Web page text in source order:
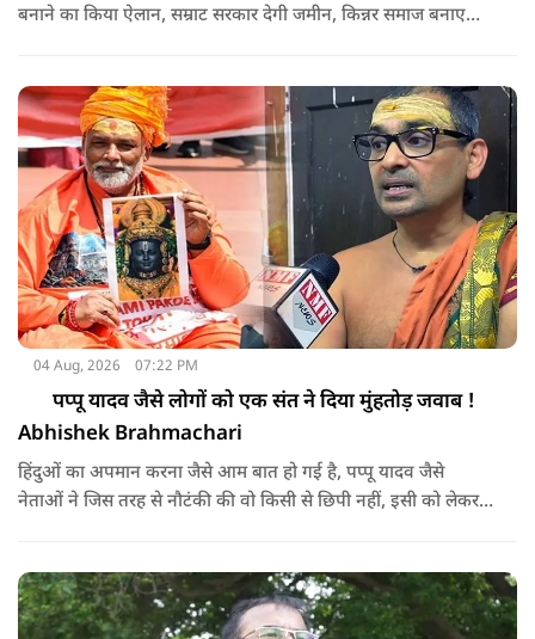
बनाने का किया ऐलान, सम्राट सरकार देगी जमीन, किन्नर समाज बनाएगा
04 Aug, 2026 07:22 PM
पप्पू यादव जैसे लोगों को एक संत ने दिया मुंहतोड़ जवाब !
Abhishek Brahmachari
हिंदुओं का अपमान करना जैसे आम बात हो गई है, पप्पू यादव जैसे
नेताओं ने जिस तरह से नौटंकी की वो किसी से छिपी नहीं, इसी को लेकर